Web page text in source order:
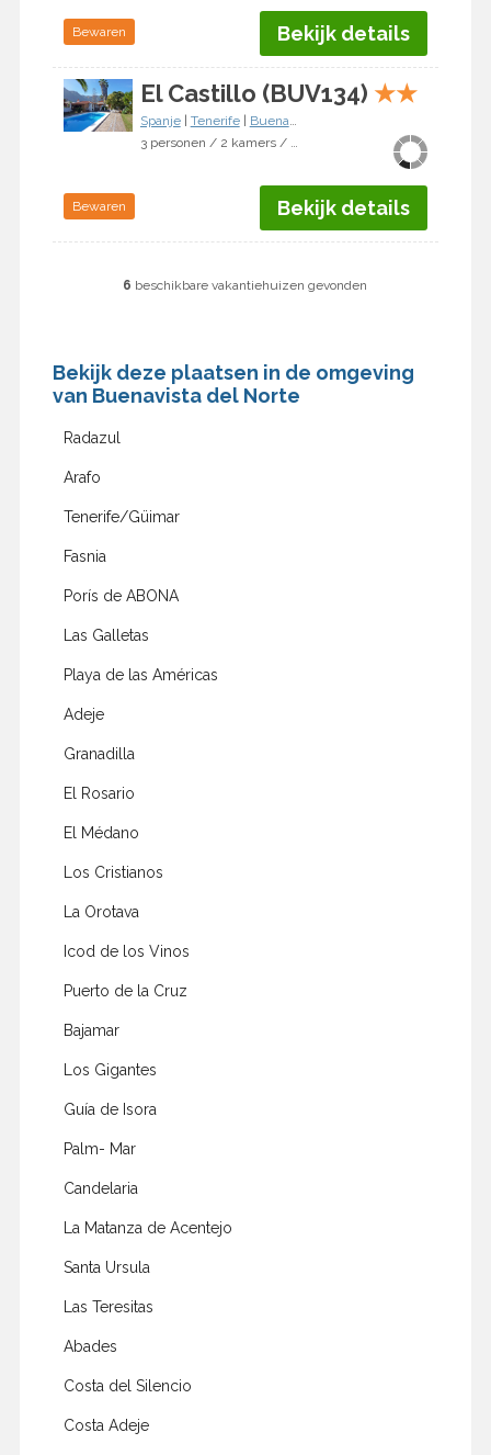
Bewaren Bekijk details
El Castillo (BUV134) ★★
Spanje| Tenerife| Buenavista del Norte
3 personen / 2 kamers / 1 slaapkamer
Bewaren Bekijk details
6 beschikbare vakantiehuizen gevonden
Bekijk deze plaatsen in de omgeving
van Buenavista del Norte
Radazul
Arafo
Tenerife/Güimar
Fasnia
Porís de ABONA
Las Galletas
Playa de las Américas
Adeje
Granadilla
El Rosario
El Médano
Los Cristianos
La Orotava
Icod de los Vinos
Puerto de la Cruz
Bajamar
Los Gigantes
Guía de Isora
Palm- Mar
Candelaria
La Matanza de Acentejo
Santa Ursula
Las Teresitas
Abades
Costa del Silencio
Costa Adeje